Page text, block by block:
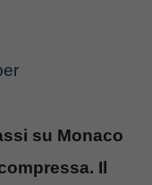
su Monaco
Il